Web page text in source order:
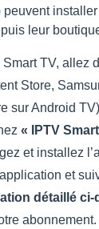
peuvent
leur
TV, allez
Store,
sur Android
« IPTV
et installez
et
détaillé ci-
abonnement.